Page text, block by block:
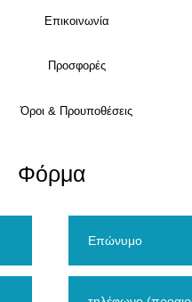
Επικοινωνία
Προσφορές
Όροι & Προυποθέσεις
​Φόρμα